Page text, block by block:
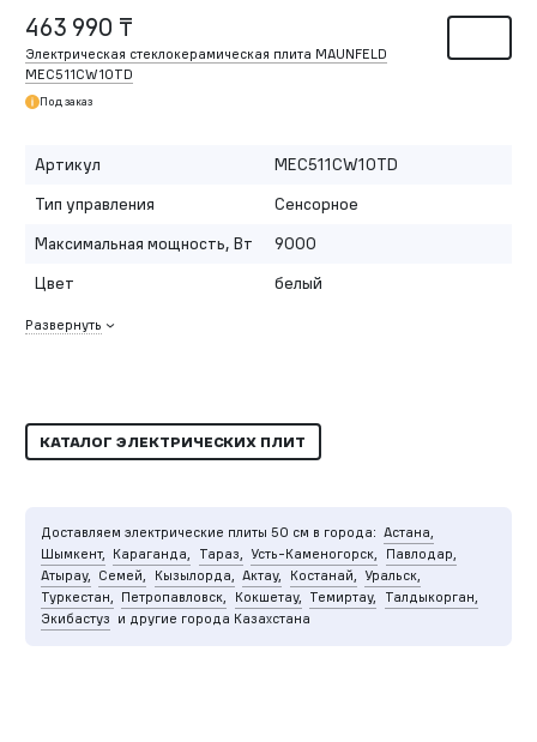
463 990 ₸
Электрическая стеклокерамическая плита MAUNFELD
MEC511CW10TD
Под заказ
Артикул
MEC511CW10TD
Тип управления
Сенсорное
Максимальная мощность, Вт
9000
Цвет
белый
Развернуть
КАТАЛОГ ЭЛЕКТРИЧЕСКИХ ПЛИТ
Доставляем электрические плиты 50 см в города: Астана,
Шымкент, Караганда, Тараз, Усть-Каменогорск,
Павлодар,
Атырау, Семей, Кызылорда, Актау, Костанай, Уральск,
Туркестан, Петропавловск, Кокшетау, Темиртау,
Талдыкорган,
Экибастуз и другие города Казахстана